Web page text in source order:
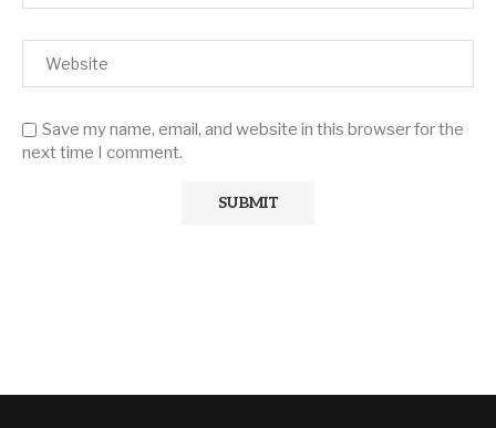
Save my name, email, and website in this browser for the
next time I comment.